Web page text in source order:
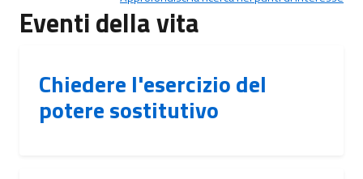
Eventi della vita
Chiedere l'esercizio del
potere sostitutivo